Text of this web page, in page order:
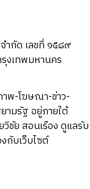
กัด เลขที่ ๑๕๘๙
งเทพมหานคร
าพ-โฆษณา-ข่าว-
ามรัฐ อยู่ภายใต้
ชัย สอนเรือง ดูแลรับ
กับเว็บไซต์